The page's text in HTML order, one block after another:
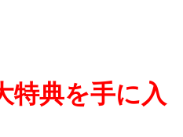
特典を手に入